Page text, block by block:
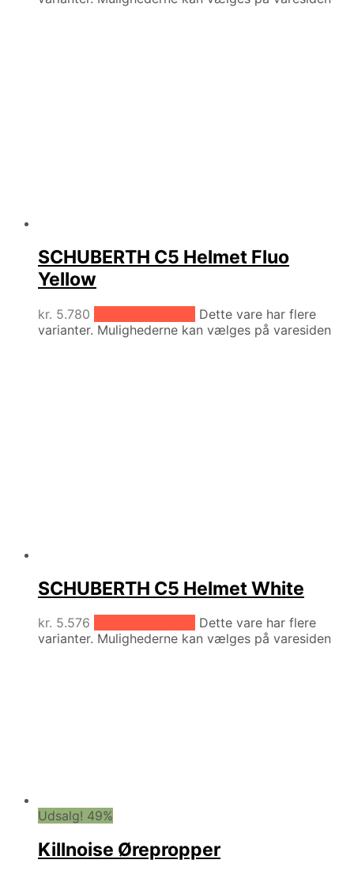
SCHUBERTH C5 Helmet Fluo
Yellow
kr. 5.780
Dette vare har flere
varianter. Mulighederne kan vælges på varesiden
SCHUBERTH C5 Helmet White
kr. 5.576
Dette vare har flere
varianter. Mulighederne kan vælges på varesiden
Udsalg! 49%
Killnoise Ørepropper